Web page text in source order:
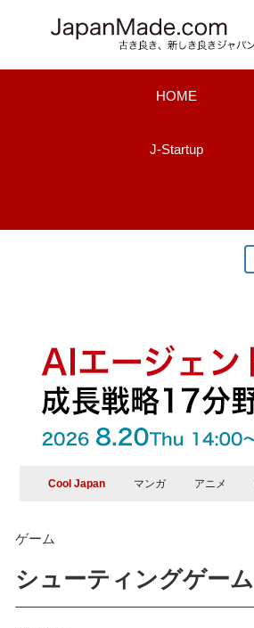
HOME
J-Startup
Cool Japan マンガ アニメ
ゲーム
シューティングゲーム